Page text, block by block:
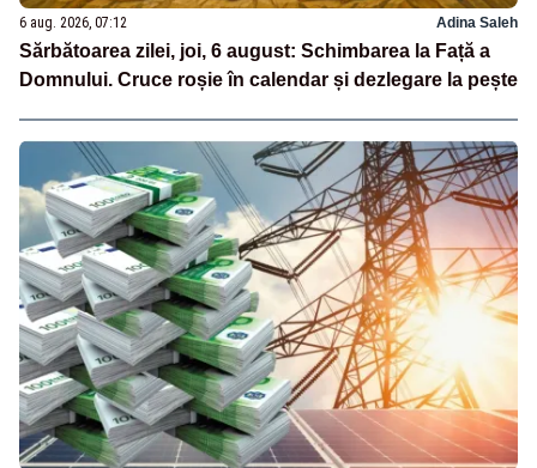
6 aug. 2026, 07:12 Adina Saleh
Sărbătoarea zilei, joi, 6 august: Schimbarea la Față a
Domnului. Cruce roșie în calendar și dezlegare la pește